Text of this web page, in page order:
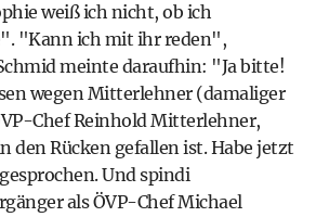
weiß ich nicht, ob ich
"Kann ich mit ihr reden",
meinte daraufhin: "Ja bitte!
wegen Mitterlehner (damaliger
Chef Reinhold Mitterlehner,
den Rücken gefallen ist. Habe jetzt
Und spindi
als ÖVP-Chef Michael